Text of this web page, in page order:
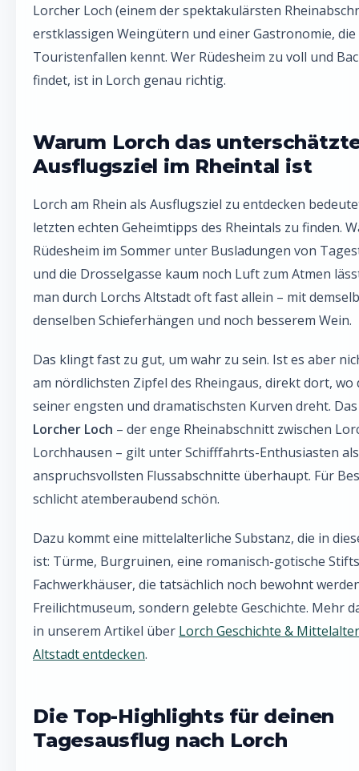
Wandern rund um Lorch: Die schönsten Routen
Beste Reisezeit für einen Tagesausflug nach Lorch
Übernachten in Lorch: Wenn ein Tag nicht reicht
Lorcher Loch (einem der spektakulärsten
erstklassigen Weingütern und einer Gastronomie, die
Touristenfallen kennt. Wer Rüdesheim zu voll und
findet, ist in Lorch genau richtig.
Warum Lorch das
Ausflugsziel im Rheintal ist
Lorch am Rhein als Ausflugsziel zu entdecken
letzten echten Geheimtipps des Rheintals zu finden.
Rüdesheim im Sommer unter Busladungen von
und die Drosselgasse kaum noch Luft zum Atmen
man durch Lorchs Altstadt oft fast allein – mit
denselben Schieferhängen und noch besserem Wein.
Das klingt fast zu gut, um wahr zu sein. Ist es aber
am nördlichsten Zipfel des Rheingaus, direkt dort, wo
seiner engsten und dramatischsten Kurven dreht.
Lorcher Loch – der enge Rheinabschnitt zwischen
Lorchhausen – gilt unter Schifffahrts-Enthusiasten
anspruchsvollsten Flussabschnitte überhaupt. Für
schlicht atemberaubend schön.
Dazu kommt eine mittelalterliche Substanz, die in
ist: Türme, Burgruinen, eine romanisch-gotische
Fachwerkhäuser, die tatsächlich noch bewohnt
Freilichtmuseum, sondern gelebte Geschichte. Mehr
in unserem Artikel über Lorch Geschichte &
Altstadt entdecken.
Die Top-Highlights für deinen
Tagesausflug nach Lorch